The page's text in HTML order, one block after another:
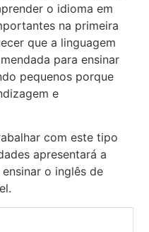
o idioma em
na primeira
que a linguagem
para ensinar
pequenos porque
e
com este tipo
apresentará a
o inglês de